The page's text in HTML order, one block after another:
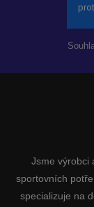
Jsme výrobci
sportovních
specializuje na